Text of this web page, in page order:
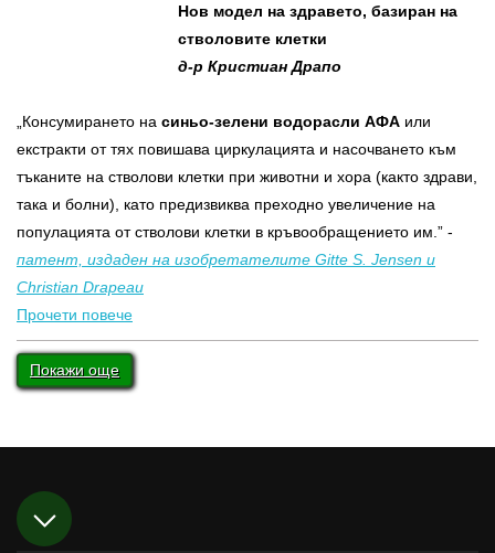
Нов модел на здравето, базиран на
стволовите клетки
д-р Кристиан Драпо
„Консумирането на синьо-зелени водорасли АФА или
екстракти от тях повишава циркулацията и насочването към
тъканите на стволови клетки при животни и хора (както здрави,
така и болни), като предизвиква преходно увеличение на
популацията от стволови клетки в кръвообращението им.” -
патент, издаден на изобретателите Gitte S. Jensen и
Christian Drapeau
Прочети повече
Покажи още